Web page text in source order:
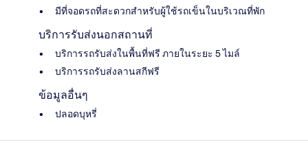
มีที่จอดรถที่สะดวกสำหรับผู้ใช้รถเข็นในบริเวณที่พัก
บริการรับส่งนอกสถานที่
บริการรถรับส่งในพื้นที่ฟรี ภายในระยะ 5 ไมล์
บริการรถรับส่งลานสกีฟรี
ข้อมูลอื่นๆ
ปลอดบุหรี่